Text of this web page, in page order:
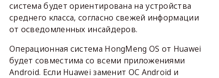
система будет ориентирована на устройства
среднего класса, согласно свежей информации
от осведомленных инсайдеров.
Операционная система HongMeng OS от Huawei
будет совместима со всеми приложениями
Android. Если Huawei заменит ОС Android и